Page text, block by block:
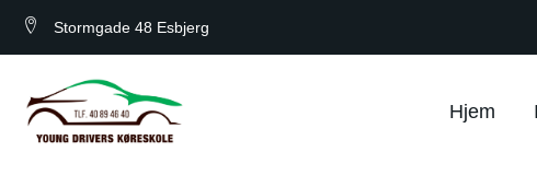
Stormgade 48 Esbjerg
Hjem